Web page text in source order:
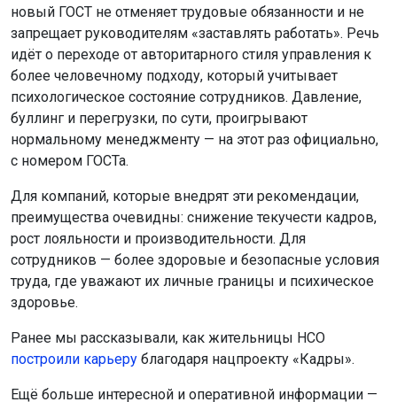
новый ГОСТ не отменяет трудовые обязанности и не
запрещает руководителям «заставлять работать». Речь
идёт о переходе от авторитарного стиля управления к
более человечному подходу, который учитывает
психологическое состояние сотрудников. Давление,
буллинг и перегрузки, по сути, проигрывают
нормальному менеджменту — на этот раз официально,
с номером ГОСТа.
Для компаний, которые внедрят эти рекомендации,
преимущества очевидны: снижение текучести кадров,
рост лояльности и производительности. Для
сотрудников — более здоровые и безопасные условия
труда, где уважают их личные границы и психическое
здоровье.
Ранее мы рассказывали, как жительницы НСО
построили карьеру благодаря нацпроекту «Кадры».
Ещё больше интересной и оперативной информации —